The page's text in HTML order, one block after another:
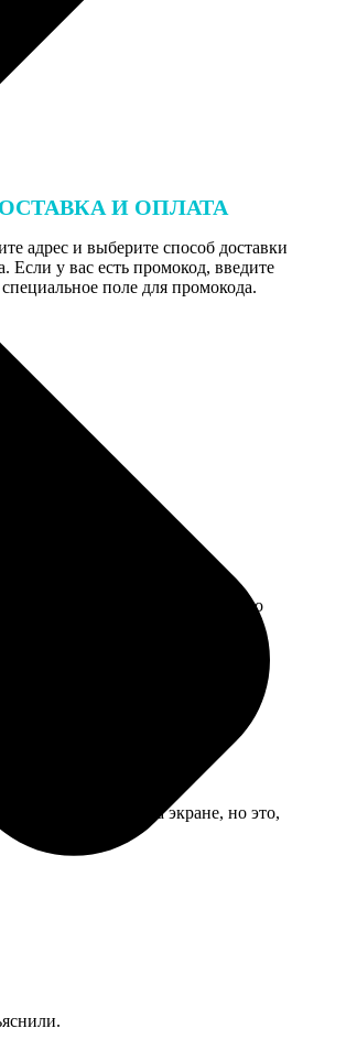
И ОПЛАТА
адрес и выберите способ доставки
Если у вас есть промокод, введите
специальное поле для промокода.
раз все приняли и нормально
чем я видела на экране, но это,